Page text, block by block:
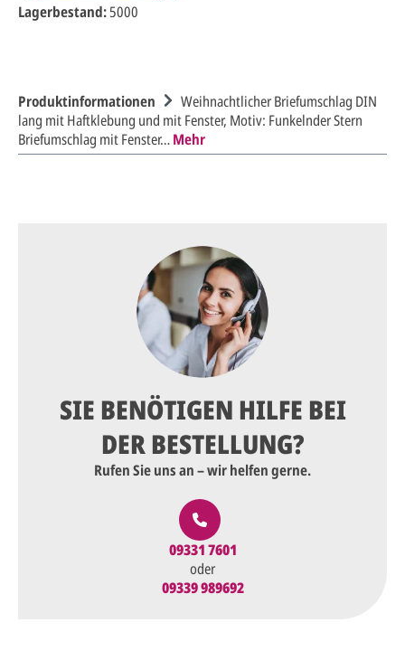
Lagerbestand:5000
Produktinformationen
Weihnachtlicher Briefumschlag DIN
lang mit Haftklebung und mit Fenster, Motiv: Funkelnder Stern
Briefumschlag mit Fenster…Mehr
SIE BENÖTIGEN HILFE BEI
DER BESTELLUNG?
Rufen Sie uns an – wir helfen gerne.
09331 7601
oder
09339 989692